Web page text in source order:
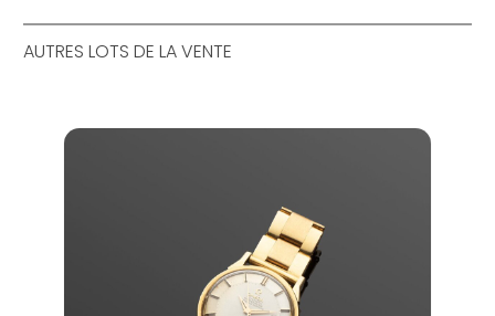
AUTRES LOTS DE LA VENTE